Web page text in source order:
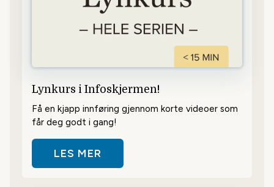
Lynkurs i Infoskjermen!
Få en kjapp innføring gjennom korte videoer som
får deg godt i gang!
LES MER
OM LYNKURS I INFOSKJERMEN!